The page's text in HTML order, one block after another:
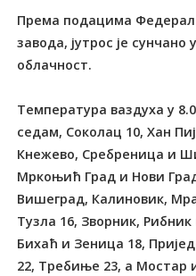
Према подацима
завода, јутрос је сунчано
облачност.
Температура ваздуха у
седам, Соколац 10, Хан
Кнежево, Сребреница и
Мркоњић Град и Нови
Вишеград, Калиновик,
Тузла 16, Зворник,
Бихаћ и Зеница 18,
22, Требиње 23, а Мостар